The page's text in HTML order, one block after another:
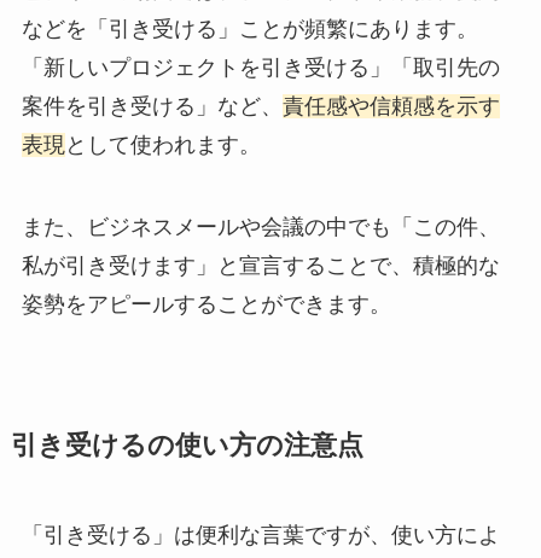
などを「引き受ける」ことが頻繁にあります。
「新しいプロジェクトを引き受ける」「取引先の
案件を引き受ける」など、 責任感や信頼感を示す
表現として使われます。
また、ビジネスメールや会議の中でも「この件、
私が引き受けます」と宣言することで、積極的な
姿勢をアピールすることができます。
引き受けるの使い方の注意点
「引き受ける」は便利な言葉ですが、使い方によ